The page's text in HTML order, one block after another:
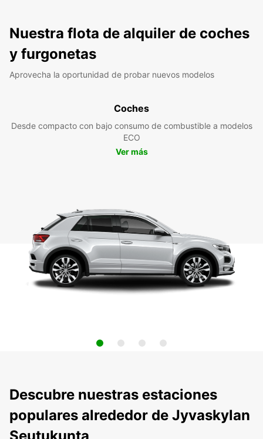
Nuestra flota de alquiler de coches
y furgonetas
Aprovecha la oportunidad de probar nuevos modelos
Coches
Desde compacto con bajo consumo de combustible a modelos
ECO
Ver más
Descubre nuestras estaciones
populares alrededor de Jyvaskylan